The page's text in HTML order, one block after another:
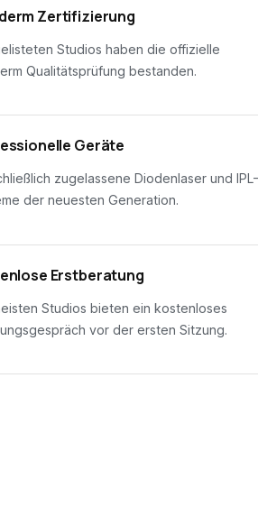
Zertifizierung
Studios haben die offizielle
Qualitätsprüfung bestanden.
Geräte
zugelassene Diodenlaser und IPL-
der neuesten Generation.
Erstberatung
Studios bieten ein kostenloses
vor der ersten Sitzung.